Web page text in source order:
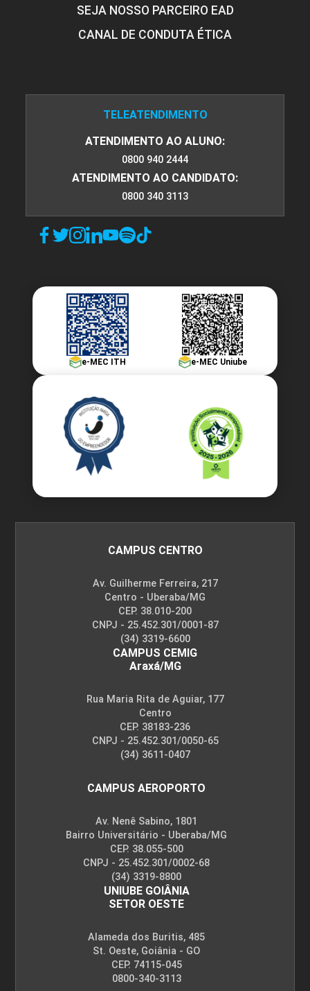
SEJA NOSSO PARCEIRO EAD
CANAL DE CONDUTA ÉTICA
TELEATENDIMENTO
ATENDIMENTO AO ALUNO:
0800 940 2444
ATENDIMENTO AO CANDIDATO:
0800 340 3113
e-MEC ITH e-MEC Uniube
CAMPUS CENTRO
Av. Guilherme Ferreira, 217
Centro - Uberaba/MG
CEP. 38.010-200
CNPJ - 25.452.301/0001-87
(34) 3319-6600
CAMPUS CEMIG
Araxá/MG
Rua Maria Rita de Aguiar, 177
Centro
CEP. 38183-236
CNPJ - 25.452.301/0050-65
(34) 3611-0407
CAMPUS AEROPORTO
Av. Nenê Sabino, 1801
Bairro Universitário - Uberaba/MG
CEP. 38.055-500
CNPJ - 25.452.301/0002-68
(34) 3319-8800
UNIUBE GOIÂNIA
SETOR OESTE
Alameda dos Buritis, 485
St. Oeste, Goiânia - GO
CEP. 74115-045
0800-340-3113